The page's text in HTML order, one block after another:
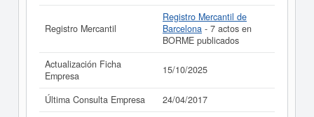
Registro Mercantil
Registro Mercantil de
Barcelona - 7 actos en
BORME publicados
Actualización Ficha
Empresa
15/10/2025
Última Consulta Empresa
24/04/2017